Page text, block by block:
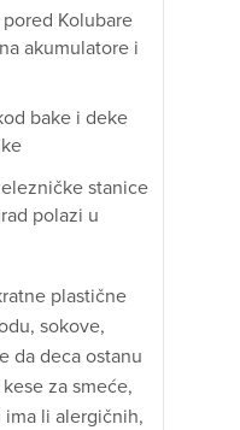
Kolubare
akumulatore i
bake i deke
stanice
polazi u
plastične
sokove,
da deca ostanu
za smeće,
li alergičnih,